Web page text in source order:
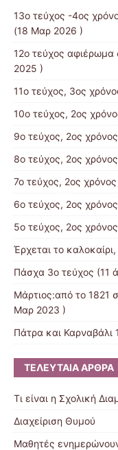
13ο τεύχος -4ος
(18 Μαρ 2026 )
12o τεύχος αφιέρωμα
2025 )
11ο τεύχος, 3ος
10ο τεύχος, 2ος
9o τεύχος, 2ος χρόνος
8o τεύχος, 2ος χρόνος
7o τεύχος, 2ος χρόνος
6ο τεύχος, 2ος χρόνος
5ο τεύχος, 2ος χρόνος
Έρχεται το
Πάσχα 3ο τεύχος (11
Μάρτιος:από το 1821
Μαρ 2023 )
Πάτρα και Καρναβάλι
ΤΕΛΕΥΤΑΊΑ ΆΡΘΡΑ
Τι είναι η Σχολική
Διαχείριση Θυμού
Μαθητές